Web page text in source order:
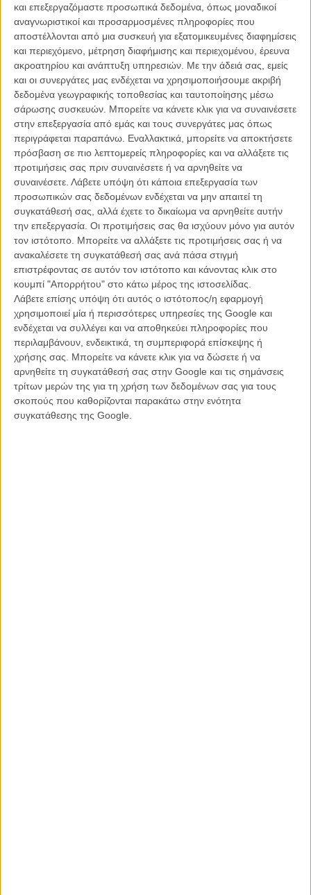
και επεξεργαζόμαστε προσωπικά δεδομένα, όπως μοναδικοί
αναγνωριστικοί και προσαρμοσμένες πληροφορίες που
αποστέλλονται από μια συσκευή για εξατομικευμένες διαφημίσεις
και περιεχόμενο, μέτρηση διαφήμισης και περιεχομένου, έρευνα
ακροατηρίου και ανάπτυξη υπηρεσιών. Με την άδειά σας, εμείς
και οι συνεργάτες μας ενδέχεται να χρησιμοποιήσουμε ακριβή
δεδομένα γεωγραφικής τοποθεσίας και ταυτοποίησης μέσω
σάρωσης συσκευών. Μπορείτε να κάνετε κλικ για να συναινέσετε
στην επεξεργασία από εμάς και τους συνεργάτες μας όπως
περιγράφεται παραπάνω. Εναλλακτικά, μπορείτε να αποκτήσετε
πρόσβαση σε πιο λεπτομερείς πληροφορίες και να αλλάξετε τις
προτιμήσεις σας πριν συναινέσετε ή να αρνηθείτε να
συναινέσετε. Λάβετε υπόψη ότι κάποια επεξεργασία των
προσωπικών σας δεδομένων ενδέχεται να μην απαιτεί τη
συγκατάθεσή σας, αλλά έχετε το δικαίωμα να αρνηθείτε αυτήν
την επεξεργασία. Οι προτιμήσεις σας θα ισχύουν μόνο για αυτόν
τον ιστότοπο. Μπορείτε να αλλάξετε τις προτιμήσεις σας ή να
ανακαλέσετε τη συγκατάθεσή σας ανά πάσα στιγμή
επιστρέφοντας σε αυτόν τον ιστότοπο και κάνοντας κλικ στο
κουμπί "Απορρήτου" στο κάτω μέρος της ιστοσελίδας.
Λάβετε επίσης υπόψη ότι αυτός ο ιστότοπος/η εφαρμογή
χρησιμοποιεί μία ή περισσότερες υπηρεσίες της Google και
ενδέχεται να συλλέγει και να αποθηκεύει πληροφορίες που
περιλαμβάνουν, ενδεικτικά, τη συμπεριφορά επίσκεψης ή
χρήσης σας. Μπορείτε να κάνετε κλικ για να δώσετε ή να
αρνηθείτε τη συγκατάθεσή σας στην Google και τις σημάνσεις
τρίτων μερών της για τη χρήση των δεδομένων σας για τους
σκοπούς που καθορίζονται παρακάτω στην ενότητα
συγκατάθεσης της Google.
Λίγες ώρες πριν την προβολή, ηχεία που βρίσκονται τοποθετημένα
σε σημεία του χωριού μέσα στο ζεστό μεσημέρι διακόπτουν το
ρυθμό της συγκομιδής των θρυλικών ροδακίνων της περιοχής στον
οποίο ζουν οι Βελβεντινοί - ανακοινώνουν την προβολή για το
βράδυ. Από μια ώρα και πιο πριν από την προγραμματισμένη ώρα
έναρξης, στο τρίστρατο φτάνουν άνθρωποι, διαφορετικών ηλικιών